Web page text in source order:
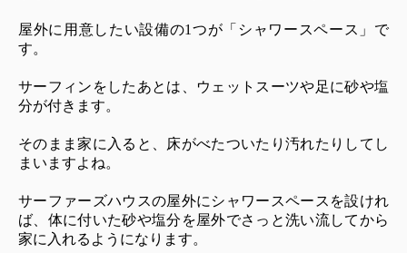
屋外に用意したい設備の1つが「シャワースペース」で
す。
サーフィンをしたあとは、ウェットスーツや足に砂や塩
分が付きます。
そのまま家に入ると、床がべたついたり汚れたりしてし
まいますよね。
サーファーズハウスの屋外にシャワースペースを設けれ
ば、体に付いた砂や塩分を屋外でさっと洗い流してから
家に入れるようになります。